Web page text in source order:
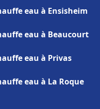
eau à Ensisheim
eau à Beaucourt
eau à Privas
eau à La Roque